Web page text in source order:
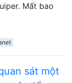
Mất bao
sát một